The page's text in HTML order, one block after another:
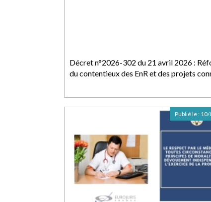
Décret n°2026-302 du 21 avril 2026 :
du contentieux des EnR et des projets
Publié le : 10/